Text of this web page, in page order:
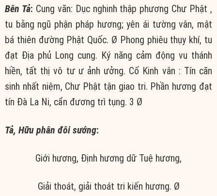
Bên Tả: Cung văn: Dục nghinh thập phương Chư Phật ,
tu bằng ngũ phận pháp hương; yên ái tường vân, mật
bá thiên đường Phật Quốc. Ø Phong phiêu thụy khí, tu
đạt Địa phủ Long cung. Ký năng cảm động vu thánh
hiền, tất thị vô tư ư ảnh ưởng. Cố Kinh vân : Tín căn
sinh nhất niệm, Chư Phật tận giao tri. Phần hương đạt
tín Đà La Ni, cẩn đương trì tụng. 3 Ø
Tả, Hữu phân đôi sướng:
Giới hương, Định hương dữ Tuệ hương,
Giải thoát, giải thoát tri kiến hương. Ø